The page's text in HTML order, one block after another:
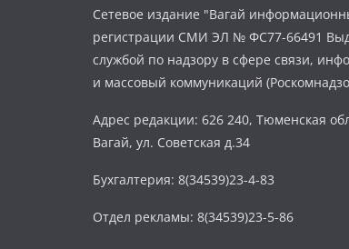
Сетевое издание "Вагай
регистрации СМИ ЭЛ № ФС77-66491
службой по надзору в сфере связи,
и массовый коммуникаций
Адрес редакции: 626 240, Тюменская
Вагай, ул. Советская д.34
Бухгалтерия: 8(34539)23-4-83
Отдел рекламы: 8(34539)23-5-86